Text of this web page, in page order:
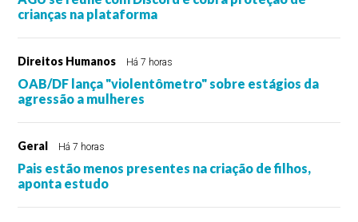
crianças na plataforma
Direitos Humanos Há 7 horas
OAB/DF lança "violentômetro" sobre estágios da
agressão a mulheres
Geral Há 7 horas
Pais estão menos presentes na criação de filhos,
aponta estudo